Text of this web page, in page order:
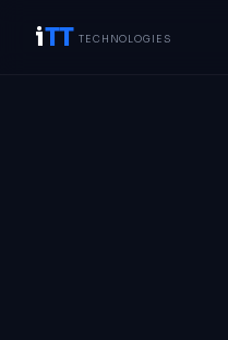
iTT TECHNOLOGIES